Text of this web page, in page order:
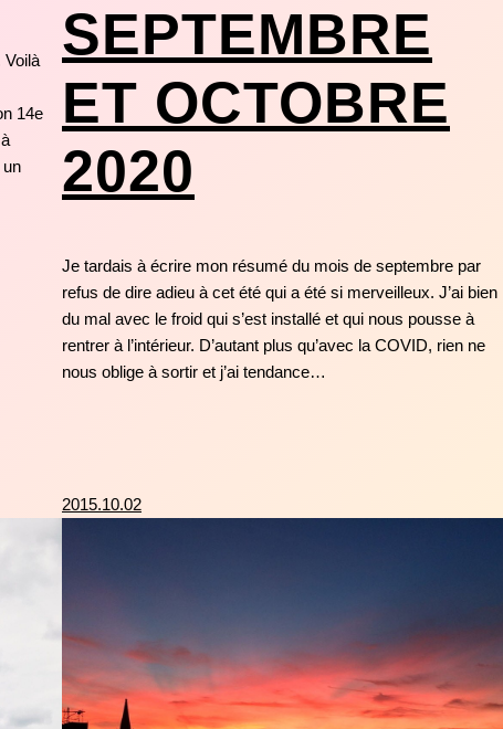
Voilà
14e
un
SEPTEMBRE
ET OCTOBRE
2020
Je tardais à écrire mon résumé du mois de septembre par
refus de dire adieu à cet été qui a été si merveilleux. J’ai bien
du mal avec le froid qui s’est installé et qui nous pousse à
rentrer à l’intérieur. D’autant plus qu’avec la COVID, rien ne
nous oblige à sortir et j’ai tendance…
2015.10.02